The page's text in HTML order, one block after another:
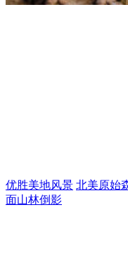
优胜美地风景 北美原始
面山林倒影